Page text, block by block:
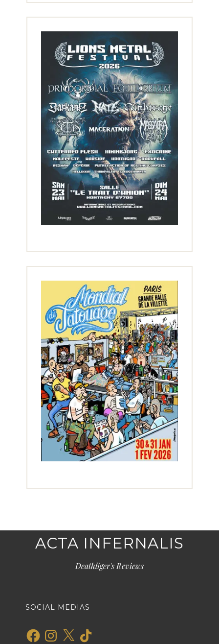
ACTA INFERNALIS
Deathliger's Reviews
SOCIAL MEDIAS
FacebookInstagram
X TikTok